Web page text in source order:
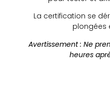
La certification se
plongées
Avertissement : Ne
heures